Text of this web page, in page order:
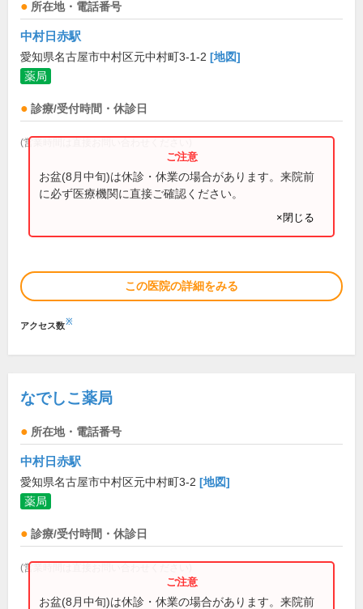
所在地・電話番号
中村日赤駅
愛知県名古屋市中村区元中村町3-1-2 [地図]
薬局
診療/受付時間・休診日
(営業時間は直接お問い合わせください)
お盆(8月中旬)は休診・休業の場合があります。来院前
に必ず医療機関に直接ご確認ください。
×閉じる
この医院の詳細をみる
アクセス数※
なでしこ薬局
所在地・電話番号
中村日赤駅
愛知県名古屋市中村区元中村町3-2 [地図]
薬局
診療/受付時間・休診日
(営業時間は直接お問い合わせください)
お盆(8月中旬)は休診・休業の場合があります。来院前